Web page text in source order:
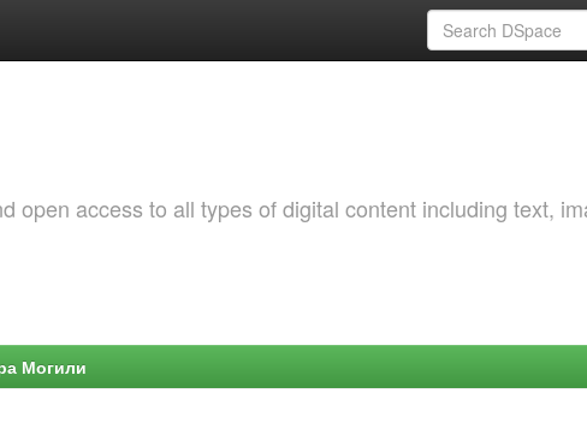
open access to all types of digital content including text,
Могили